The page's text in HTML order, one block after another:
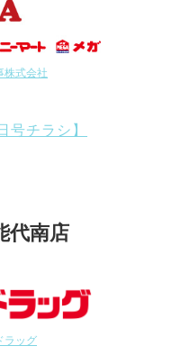
株式会社
号チラシ】
代南店
ラッグ